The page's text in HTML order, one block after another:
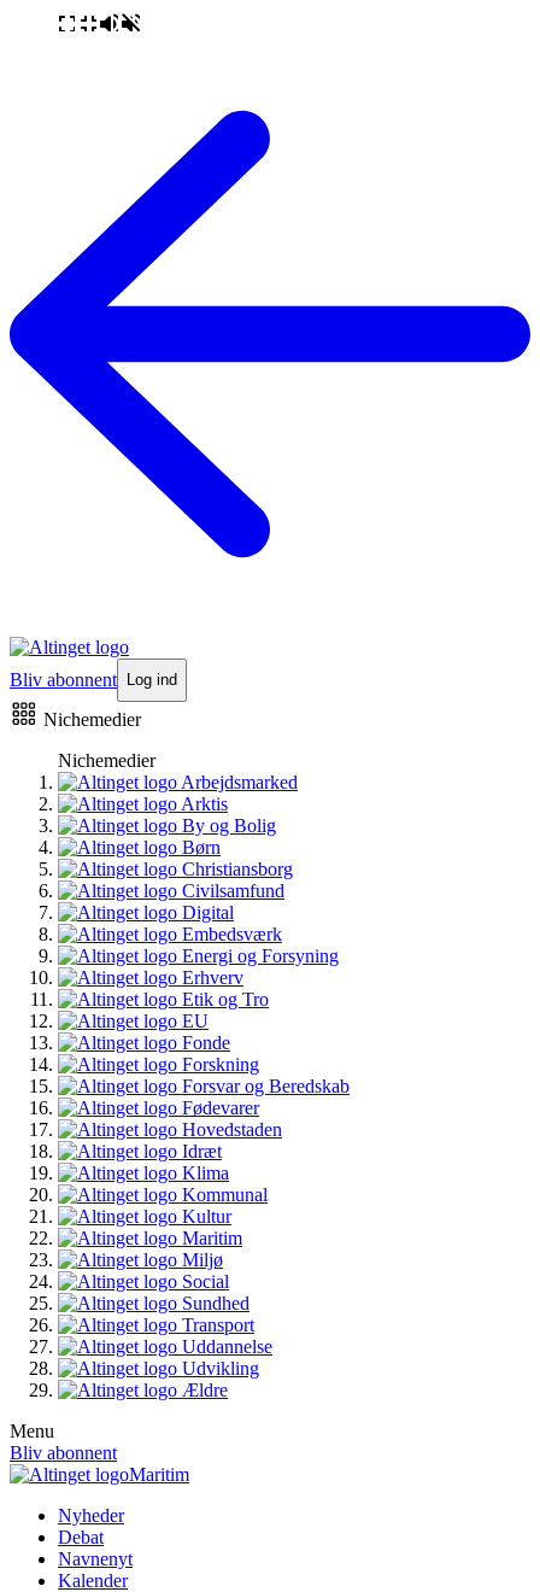
Bliv abonnent Log ind
Nichemedier
Nichemedier
Arbejdsmarked
Arktis
By og Bolig
Børn
Christiansborg
Civilsamfund
Digital
Embedsværk
Energi og Forsyning
Erhverv
Etik og Tro
EU
Fonde
Forskning
Forsvar og Beredskab
Fødevarer
Hovedstaden
Idræt
Klima
Kommunal
Kultur
Maritim
Miljø
Social
Sundhed
Transport
Uddannelse
Udvikling
Ældre
Menu
Bliv abonnent
Maritim
Nyheder
Debat
Navnenyt
Kalender